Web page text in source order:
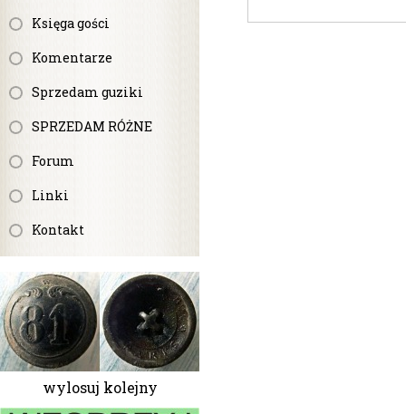
Księga gości
Komentarze
Sprzedam guziki
SPRZEDAM RÓŻNE
Forum
Linki
Kontakt
wylosuj kolejny